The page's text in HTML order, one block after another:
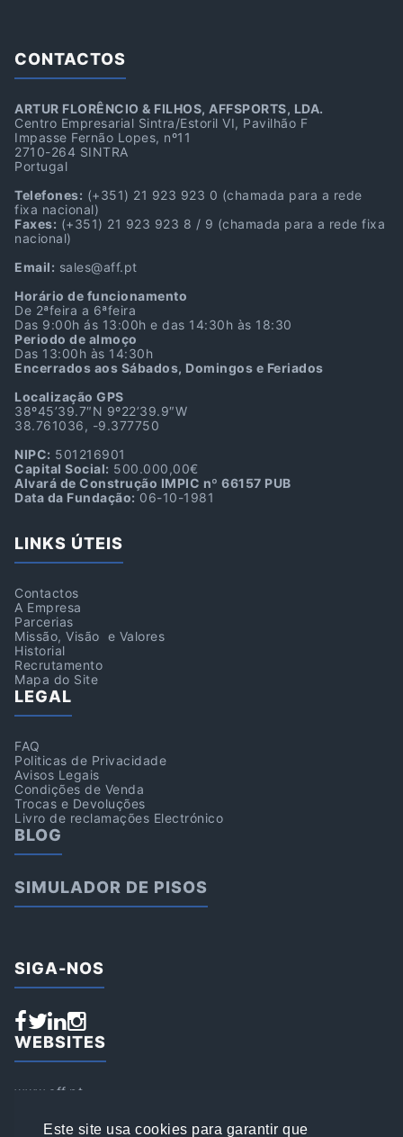
Este site usa cookies para garantir que
CONTACTOS
ARTUR FLORÊNCIO & FILHOS, AFFSPORTS, LDA.
Centro Empresarial Sintra/Estoril VI, Pavilhão F
Impasse Fernão Lopes, nº11
2710-264 SINTRA
Portugal
Telefones: (+351) 21 923 923 0 (chamada para a rede
fixa nacional)
Faxes: (+351) 21 923 923 8 / 9 (chamada para a rede fixa
nacional)
Email: sales@aff.pt
Horário de funcionamento
De 2ªfeira a 6ªfeira
Das 9:00h ás 13:00h e das 14:30h às 18:30
Periodo de almoço
Das 13:00h às 14:30h
Encerrados aos Sábados, Domingos e Feriados
Localização GPS
38º45’39.7″N 9º22’39.9″W
38.761036, -9.377750
NIPC: 501216901
Capital Social: 500.000,00€
Alvará de Construção IMPIC nº 66157 PUB
Data da Fundação: 06-10-1981
LINKS ÚTEIS
Contactos
A Empresa
Parcerias
Missão, Visão e Valores
Historial
Recrutamento
Mapa do Site
LEGAL
FAQ
Politicas de Privacidade
Avisos Legais
Condições de Venda
Trocas e Devoluções
Livro de reclamações Electrónico
BLOG
SIMULADOR DE PISOS
SIGA-NOS
WEBSITES
www.aff.pt
www.loja.affsports.pt